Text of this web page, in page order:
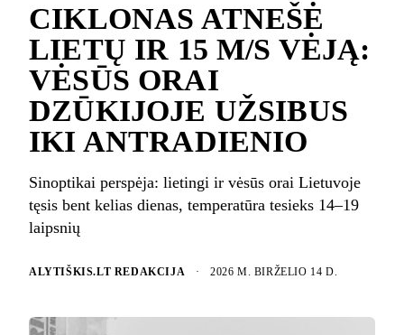
CIKLONAS ATNEŠĖ
LIETŲ IR 15 M/S VĖJĄ:
VĖSŪS ORAI
DZŪKIJOJE UŽSIBUS
IKI ANTRADIENIO
Sinoptikai perspėja: lietingi ir vėsūs orai Lietuvoje
tęsis bent kelias dienas, temperatūra tesieks 14–19
laipsnių
ALYTIŠKIS.LT REDAKCIJA · 2026 M. BIRŽELIO 14 D.